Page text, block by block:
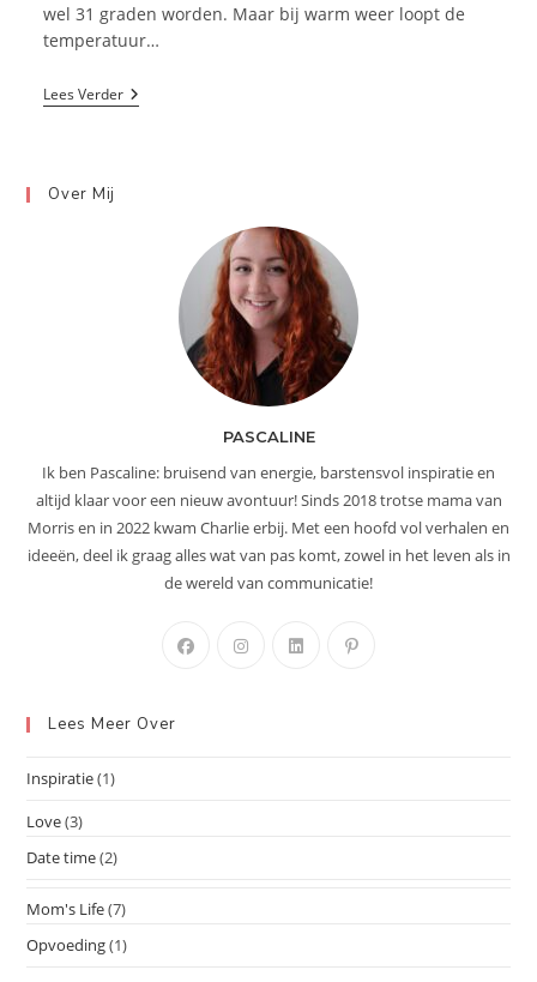
wel 31 graden worden. Maar bij warm weer loopt de
temperatuur…
Lees VerderEen
Zwetende
Over Mij
PASCALINE
Ik ben Pascaline: bruisend van energie, barstensvol inspiratie en
altijd klaar voor een nieuw avontuur! Sinds 2018 trotse mama van
Morris en in 2022 kwam Charlie erbij. Met een hoofd vol verhalen en
ideeën, deel ik graag alles wat van pas komt, zowel in het leven als in
de wereld van communicatie!
Opent
Opent
Opent
Lees Meer Over
Inspiratie(1)
Love(3)
Date time(2)
Mom's Life(7)
Opvoeding(1)